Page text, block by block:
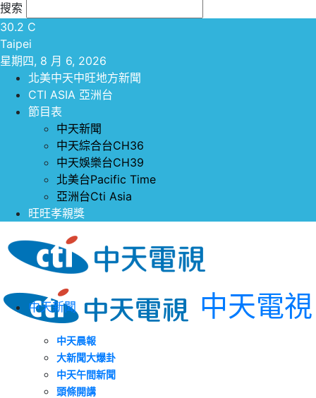
搜索
30.2 C
Taipei
星期四, 8 月 6, 2026
北美中天中旺地方新聞
CTI ASIA 亞洲台
節目表
中天新聞
中天綜合台CH36
中天娛樂台CH39
北美台Pacific Time
亞洲台Cti Asia
旺旺孝親獎
中天電視
中天新聞
中天晨報
大新聞大爆卦
中天午間新聞
頭條開講